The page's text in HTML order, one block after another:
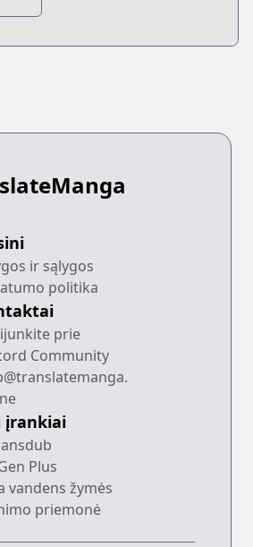
ir sąlygos
politika
prie
Community
įrankiai
Plus
vandens žymės
priemonė